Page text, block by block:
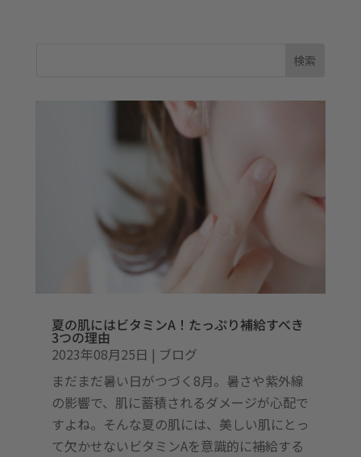
夏の肌にはビタミンA！たっぷり補給すべき
3つの理由
2023年08月25日 | ブログ
まだまだ暑い日がつづく8月。暑さや紫外線
の影響で、肌に蓄積されるダメージが心配で
すよね。そんな夏の肌には、美しい肌にとっ
て欠かせないビタミンAを意識的に補給する